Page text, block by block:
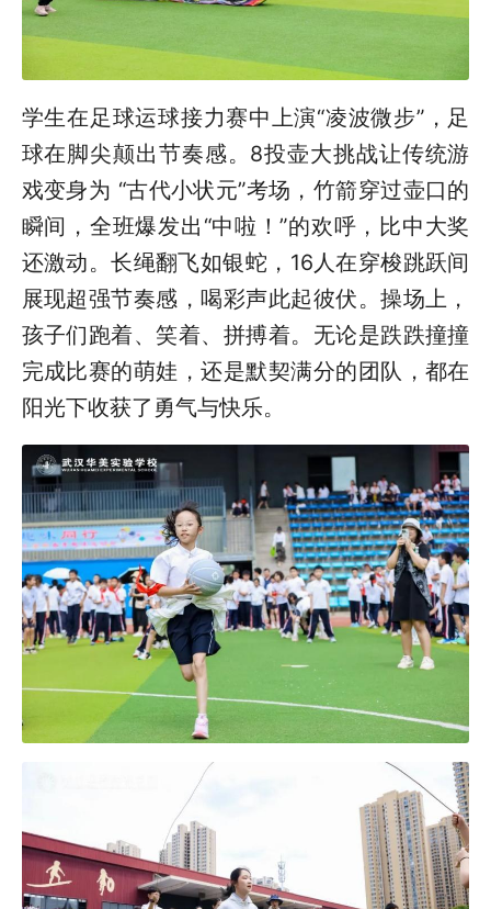
学生在足球运球接力赛中上演“凌波微步”，足
球在脚尖颠出节奏感。8投壶大挑战让传统游
戏变身为 “古代小状元”考场，竹箭穿过壶口的
瞬间，全班爆发出“中啦！”的欢呼，比中大奖
还激动。长绳翻飞如银蛇，16人在穿梭跳跃间
展现超强节奏感，喝彩声此起彼伏。操场上，
孩子们跑着、笑着、拼搏着。无论是跌跌撞撞
完成比赛的萌娃，还是默契满分的团队，都在
阳光下收获了勇气与快乐。